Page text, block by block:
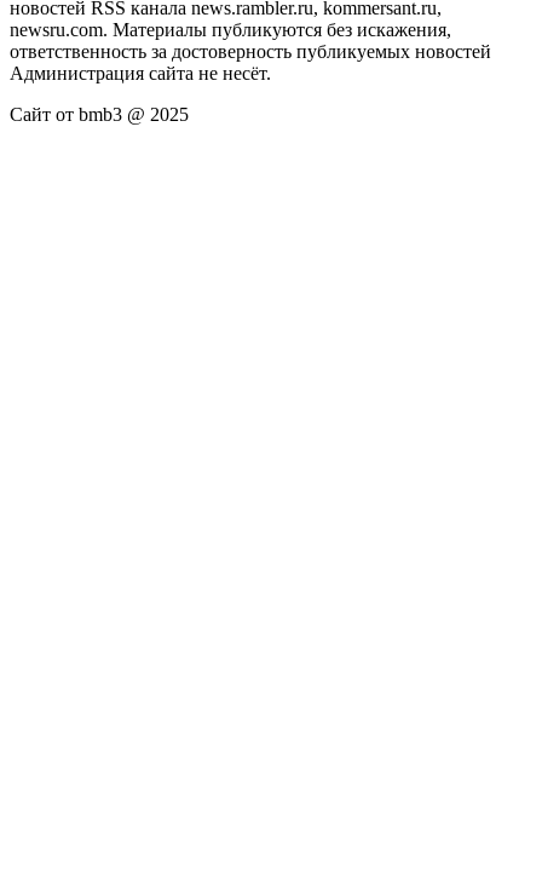
новостей RSS канала news.rambler.ru, kommersant.ru,
newsru.com. Материалы публикуются без искажения,
ответственность за достоверность публикуемых новостей
Администрация сайта не несёт.
Сайт от bmb3 @ 2025